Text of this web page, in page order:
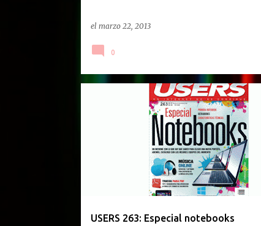
el marzo 22, 2013
0
USERS 263: Especial notebooks